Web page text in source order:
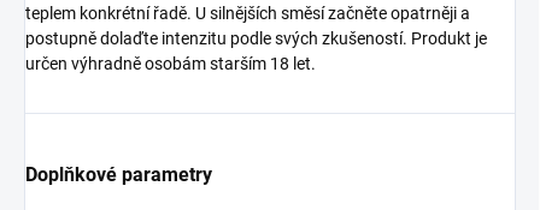
teplem konkrétní řadě. U silnějších směsí začněte opatrněji a
postupně dolaďte intenzitu podle svých zkušeností. Produkt je
určen výhradně osobám starším 18 let.
Doplňkové parametry